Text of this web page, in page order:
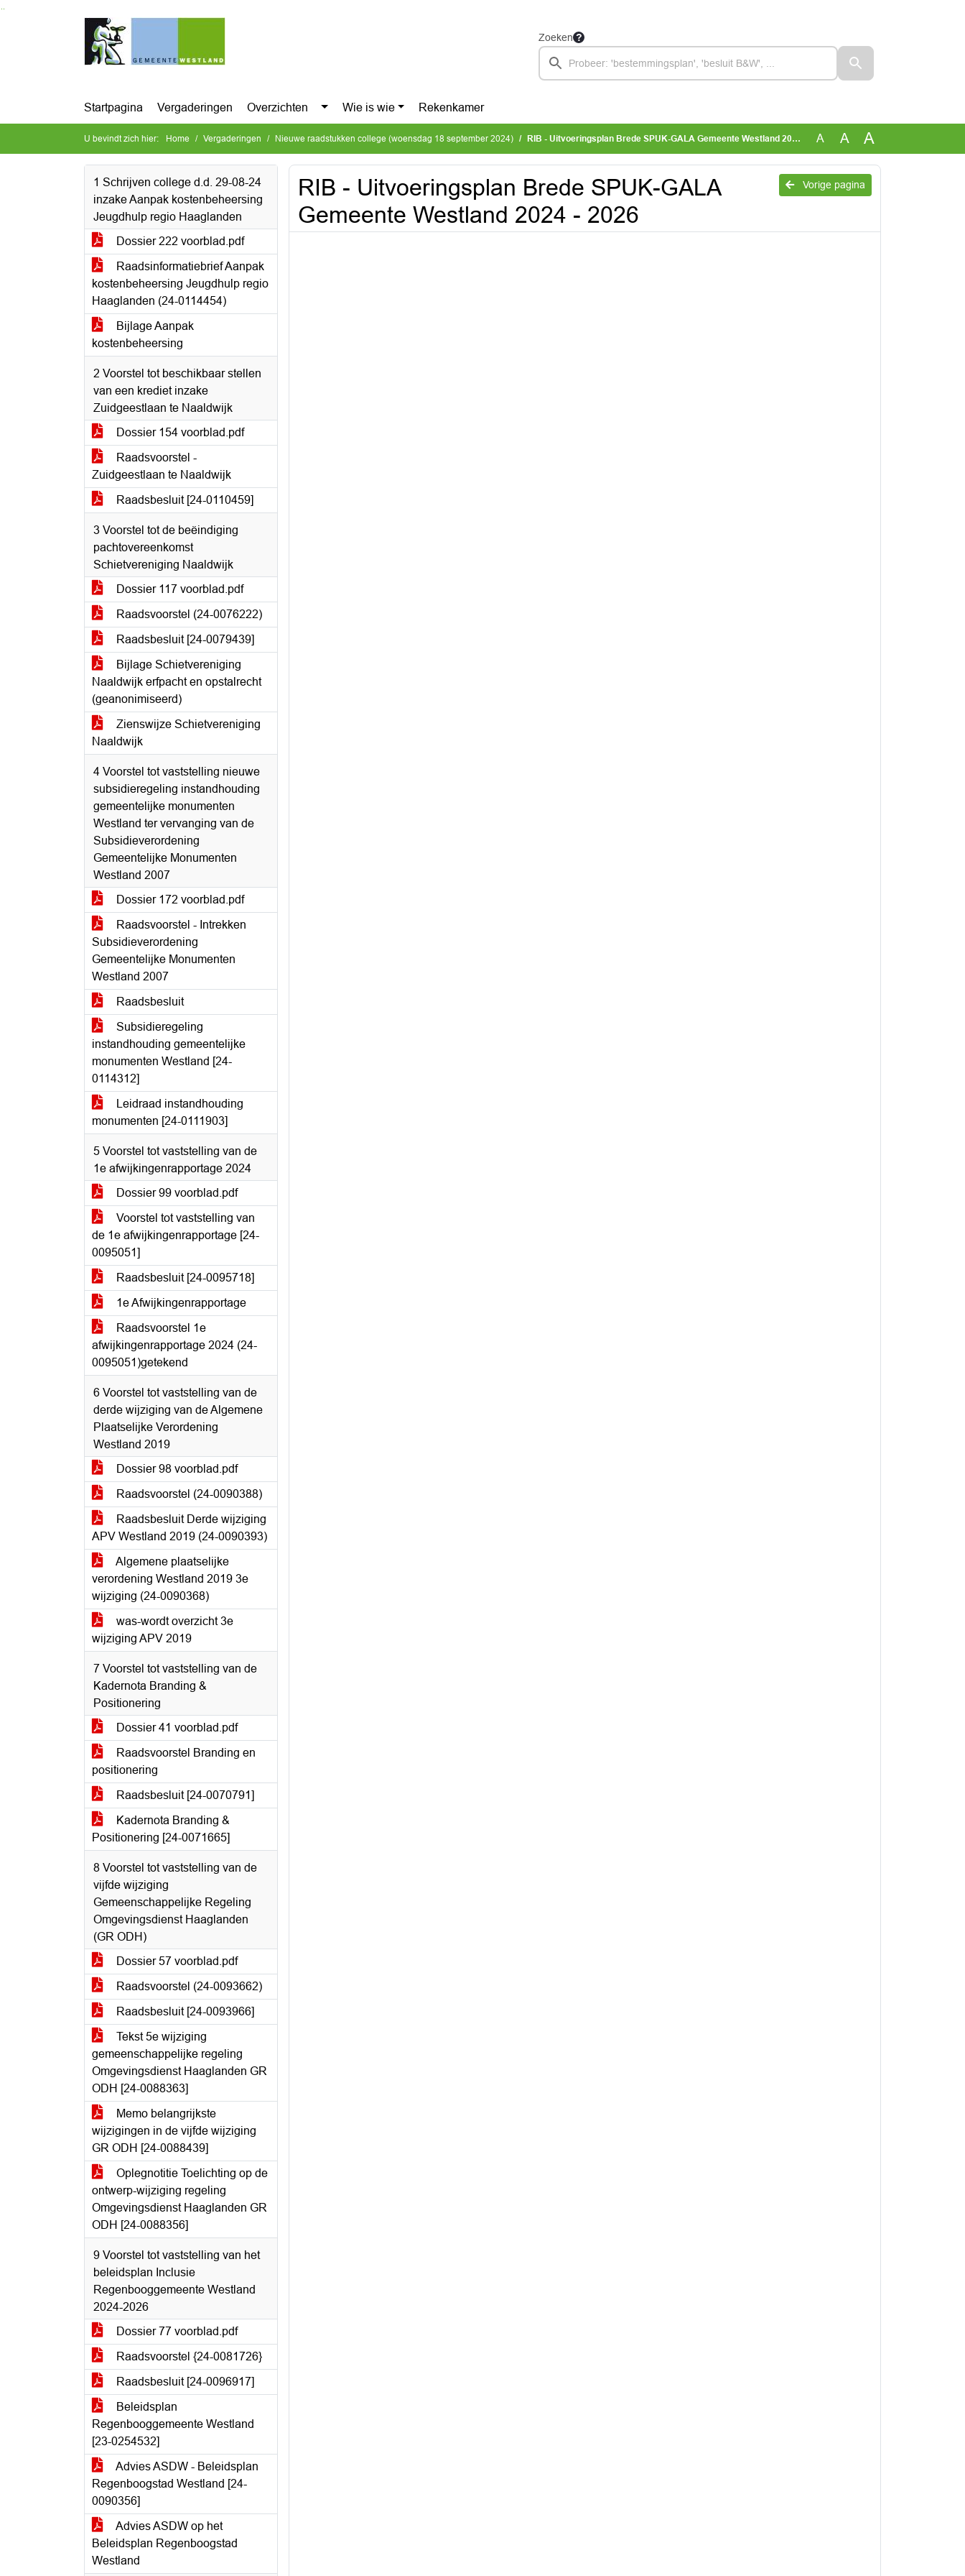
Ga naar de inhoud van deze pagina
Ga naar het zoeken
Ga naar het menu
Zoeken
Startpagina Vergaderingen Overzichten Wie is wie Rekenkamer
U bevindt zich hier: Home Vergaderingen Nieuwe raadstukken college (woensdag 18 september 2024) RIB - Uitvoeringsplan Brede SPUK-GALA Gemeente Westland 2024 - 2026 A A A
1 Schrijven college d.d. 29-08-24
inzake Aanpak kostenbeheersing
Jeugdhulp regio Haaglanden
Dossier 222 voorblad.pdf
Raadsinformatiebrief Aanpak
kostenbeheersing Jeugdhulp regio
Haaglanden (24-0114454)
Bijlage Aanpak
kostenbeheersing
2 Voorstel tot beschikbaar stellen
van een krediet inzake
Zuidgeestlaan te Naaldwijk
Dossier 154 voorblad.pdf
Raadsvoorstel -
Zuidgeestlaan te Naaldwijk
Raadsbesluit [24-0110459]
3 Voorstel tot de beëindiging
pachtovereenkomst
Schietvereniging Naaldwijk
Dossier 117 voorblad.pdf
Raadsvoorstel (24-0076222)
Raadsbesluit [24-0079439]
Bijlage Schietvereniging
Naaldwijk erfpacht en opstalrecht
(geanonimiseerd)
Zienswijze Schietvereniging
Naaldwijk
4 Voorstel tot vaststelling nieuwe
subsidieregeling instandhouding
gemeentelijke monumenten
Westland ter vervanging van de
Subsidieverordening
Gemeentelijke Monumenten
Westland 2007
Dossier 172 voorblad.pdf
Raadsvoorstel - Intrekken
Subsidieverordening
Gemeentelijke Monumenten
Westland 2007
Raadsbesluit
Subsidieregeling
instandhouding gemeentelijke
monumenten Westland [24-
0114312]
Leidraad instandhouding
monumenten [24-0111903]
5 Voorstel tot vaststelling van de
1e afwijkingenrapportage 2024
Dossier 99 voorblad.pdf
Voorstel tot vaststelling van
de 1e afwijkingenrapportage [24-
0095051]
Raadsbesluit [24-0095718]
1e Afwijkingenrapportage
Raadsvoorstel 1e
afwijkingenrapportage 2024 (24-
0095051)getekend
6 Voorstel tot vaststelling van de
derde wijziging van de Algemene
Plaatselijke Verordening
Westland 2019
Dossier 98 voorblad.pdf
Raadsvoorstel (24-0090388)
Raadsbesluit Derde wijziging
APV Westland 2019 (24-0090393)
Algemene plaatselijke
verordening Westland 2019 3e
wijziging (24-0090368)
was-wordt overzicht 3e
wijziging APV 2019
7 Voorstel tot vaststelling van de
Kadernota Branding &
Positionering
Dossier 41 voorblad.pdf
Raadsvoorstel Branding en
positionering
Raadsbesluit [24-0070791]
Kadernota Branding &
Positionering [24-0071665]
8 Voorstel tot vaststelling van de
vijfde wijziging
Gemeenschappelijke Regeling
Omgevingsdienst Haaglanden
(GR ODH)
Dossier 57 voorblad.pdf
Raadsvoorstel (24-0093662)
Raadsbesluit [24-0093966]
Tekst 5e wijziging
gemeenschappelijke regeling
Omgevingsdienst Haaglanden GR
ODH [24-0088363]
Memo belangrijkste
wijzigingen in de vijfde wijziging
GR ODH [24-0088439]
Oplegnotitie Toelichting op de
ontwerp-wijziging regeling
Omgevingsdienst Haaglanden GR
ODH [24-0088356]
9 Voorstel tot vaststelling van het
beleidsplan Inclusie
Regenbooggemeente Westland
2024-2026
Dossier 77 voorblad.pdf
Raadsvoorstel {24-0081726}
Raadsbesluit [24-0096917]
Beleidsplan
Regenbooggemeente Westland
[23-0254532]
Advies ASDW - Beleidsplan
Regenboogstad Westland [24-
0090356]
Advies ASDW op het
Beleidsplan Regenboogstad
Westland
Vorige pagina
RIB - Uitvoeringsplan Brede SPUK-GALA
Gemeente Westland 2024 - 2026